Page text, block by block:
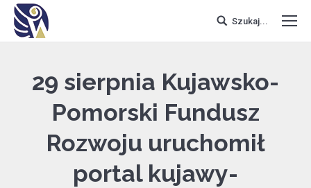
Szukaj...
29 sierpnia Kujawsko-
Pomorski Fundusz
Rozwoju uruchomił
portal kujawy-